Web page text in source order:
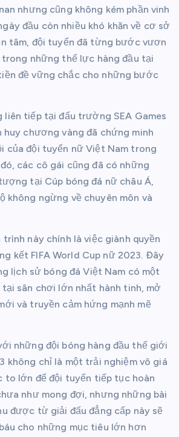
nhưng cũng không kém phần vinh
đầu còn nhiều khó khăn về cơ sở
tâm, đội tuyển đã từng bước vươn
những thế lực hàng đầu tại
đề vững chắc cho những bước
liên tiếp tại đấu trường SEA Games
huy chương vàng đã chứng minh
của đội tuyển nữ Việt Nam trong
các cô gái cũng đã có những
tại Cúp bóng đá nữ châu Á,
không ngừng về chuyên môn và
này chính là việc giành quyền
kết FIFA World Cup nữ 2023. Đây
lịch sử bóng đá Việt Nam có một
sân chơi lớn nhất hành tinh, mở
và truyền cảm hứng mạnh mẽ
những đội bóng hàng đầu thế giới
không chỉ là một trải nghiệm vô giá
to lớn để đội tuyển tiếp tục hoàn
như mong đợi, nhưng những bài
được từ giải đấu đẳng cấp này sẽ
cho những mục tiêu lớn hơn